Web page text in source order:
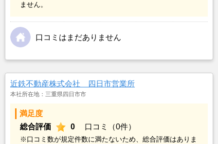
ません。
口コミはまだありません
近鉄不動産株式会社 四日市営業所
本社所在地：三重県四日市市
満足度
総合評価
0 口コミ（0件）
※口コミ数が規定件数に満たないため、総合評価はありま